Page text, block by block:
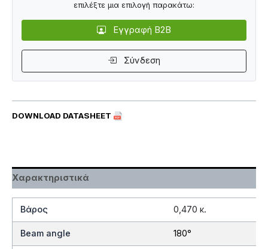
DOWNLOAD DATASHEET
επιλέξτε μια επιλογή παρακάτω:
Εγγραφή B2B
Σύνδεση
Χαρακτηριστικά
Βάρος 0,470 κ.
Beam angle 180°